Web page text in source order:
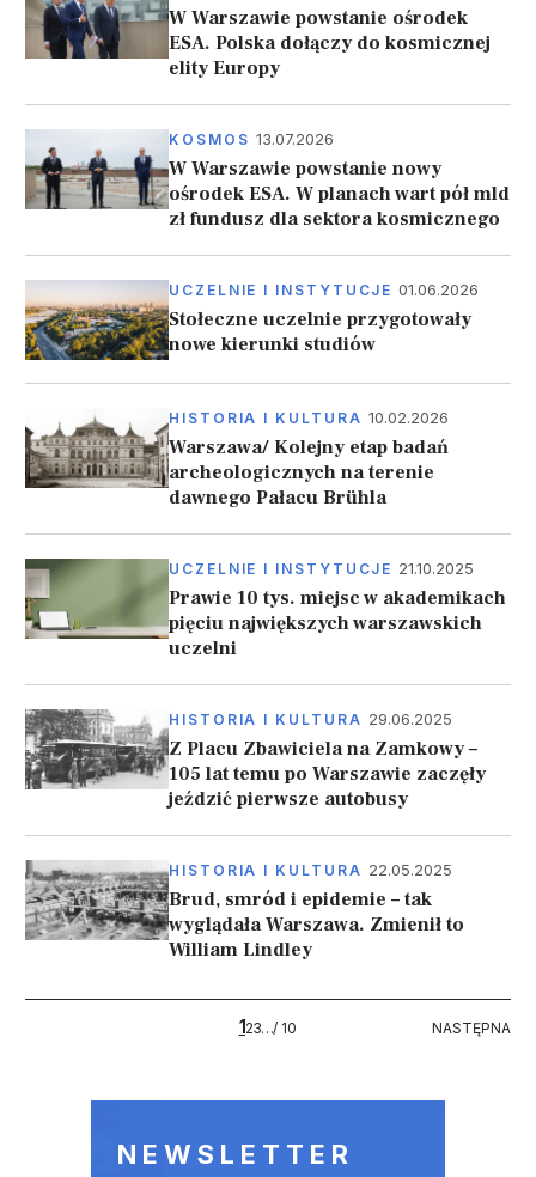
W Warszawie powstanie ośrodek
ESA. Polska dołączy do kosmicznej
elity Europy
KOSMOS 13.07.2026
W Warszawie powstanie nowy
ośrodek ESA. W planach wart pół mld
zł fundusz dla sektora kosmicznego
UCZELNIE I INSTYTUCJE 01.06.2026
Stołeczne uczelnie przygotowały
nowe kierunki studiów
HISTORIA I KULTURA 10.02.2026
Warszawa/ Kolejny etap badań
archeologicznych na terenie
dawnego Pałacu Brühla
UCZELNIE I INSTYTUCJE 21.10.2025
Prawie 10 tys. miejsc w akademikach
pięciu największych warszawskich
uczelni
HISTORIA I KULTURA 29.06.2025
Z Placu Zbawiciela na Zamkowy –
105 lat temu po Warszawie zaczęły
jeździć pierwsze autobusy
HISTORIA I KULTURA 22.05.2025
Brud, smród i epidemie – tak
wyglądała Warszawa. Zmienił to
William Lindley
123…/ 10
10 NASTĘPNA
NASTĘPNA
NEWSLETTER